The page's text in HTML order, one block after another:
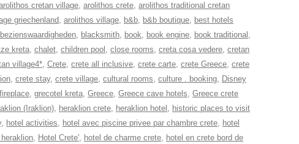
cretan village, arolithos crete, arolithos traditional cretan
griechenland, arolithos village, b&b, b&b boutique, best hotels
bezienswaardigheden, blacksmith, book, book engine, book traditional ,
kreta, chalet, children pool , close rooms, creta cosa vedere, cretan
village4*, Crete, crete all inclusive, crete carte, crete Greece, crete
, crete stay, crete village, cultural rooms, culture . booking, Disney
fireplace, grecotel kreta, Greece, Greece cave hotels, Greece crete
(Iraklion), heraklion crete, heraklion hotel , historic places to visit
, hotel activities, hotel avec piscine privee par chambre crete, hotel
, Hotel Crete', hotel de charme crete, hotel en crete bord de